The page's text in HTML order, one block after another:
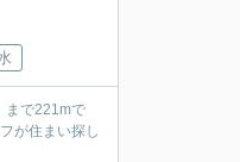
まで221mで
が住まい探し